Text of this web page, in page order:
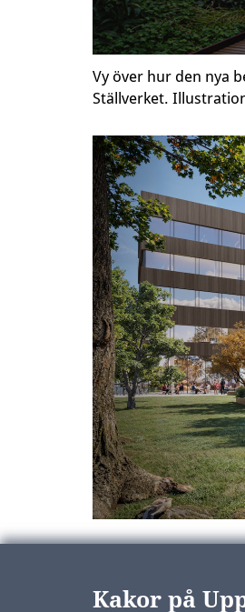
Vy över hur den nya
Ställverket.
Kakor på